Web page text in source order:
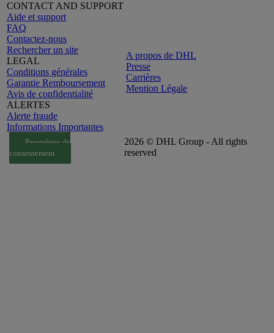
CONTACT AND SUPPORT
Aide et support
FAQ
Contactez-nous
Rechercher un site
LEGAL
Conditions générales
Garantie Remboursement
Avis de confidentialité
ALERTES
Alerte fraude
Informations Importantes
A propos de DHL
Presse
Carrières
Mention Légale
Paramètres de
consentement
2026 © DHL Group - All rights
reserved